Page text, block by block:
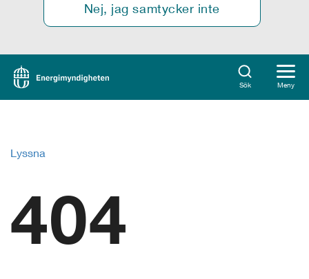
Nej, jag samtycker inte
Sök Meny
Lyssna
404